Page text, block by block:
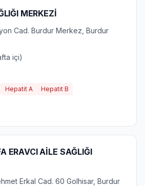
MERKEZİ
Cad. Burdur Merkez, Burdur
içi)
Hepatit A Hepatit B
ERAVCI AİLE SAĞLIĞI
Erkal Cad. 60 Golhisar, Burdur